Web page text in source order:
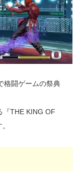
格闘ゲームの祭典
『THE KING OF